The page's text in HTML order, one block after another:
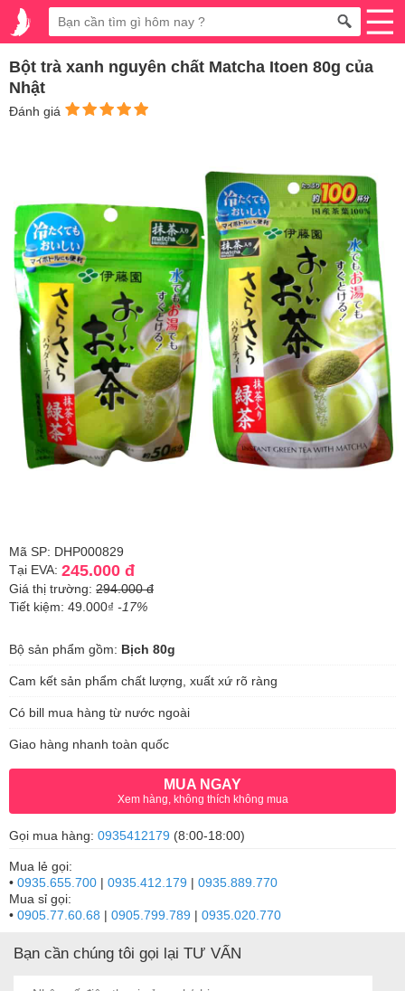
Bột trà xanh nguyên chất Matcha Itoen 80g của
Nhật
Đánh giá
Mã SP: DHP000829
Tại EVA: 245.000 đ
Giá thị trường: 294.000 đ
Tiết kiệm: 49.000₫ -17%
Bộ sản phẩm gồm: Bịch 80g
Cam kết sản phẩm chất lượng, xuất xứ rõ ràng
Có bill mua hàng từ nước ngoài
Giao hàng nhanh toàn quốc
MUA NGAY
Xem hàng, không thích không mua
Gọi mua hàng: 0935412179 (8:00-18:00)
Mua lẻ gọi:
• 0935.655.700 | 0935.412.179 | 0935.889.770
Mua sỉ gọi:
• 0905.77.60.68 | 0905.799.789 | 0935.020.770
Bạn cần chúng tôi gọi lại TƯ VẤN